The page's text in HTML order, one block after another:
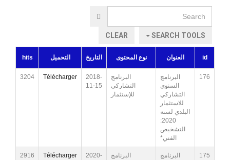
SEARCH TOOLS
CLEAR
id العنوان نوع المحتوى التاريخ التحميل hits
176
البرنامج
السنوي
التشاركي
للاستثمار
البلدي لسنة
2020:
التشخيص
الفني*
البرنامج
التشاركي
للإستثمار
2018-
11-15
Télécharger
3204
175
البرنامج
البرنامج
2020-
Télécharger
2916